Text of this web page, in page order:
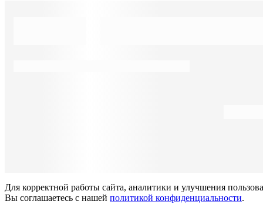
Для корректной работы сайта, аналитики и улучшения
Вы соглашаетесь с нашей политикой конфиденциальности.